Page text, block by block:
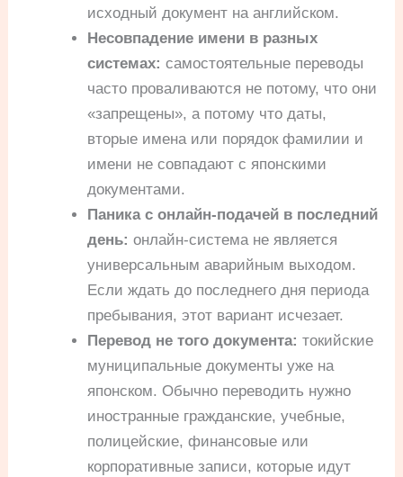
исходный документ на английском.
Несовпадение имени в разных
системах: самостоятельные переводы
часто проваливаются не потому, что они
«запрещены», а потому что даты,
вторые имена или порядок фамилии и
имени не совпадают с японскими
документами.
Паника с онлайн-подачей в последний
день: онлайн-система не является
универсальным аварийным выходом.
Если ждать до последнего дня периода
пребывания, этот вариант исчезает.
Перевод не того документа: токийские
муниципальные документы уже на
японском. Обычно переводить нужно
иностранные гражданские, учебные,
полицейские, финансовые или
корпоративные записи, которые идут